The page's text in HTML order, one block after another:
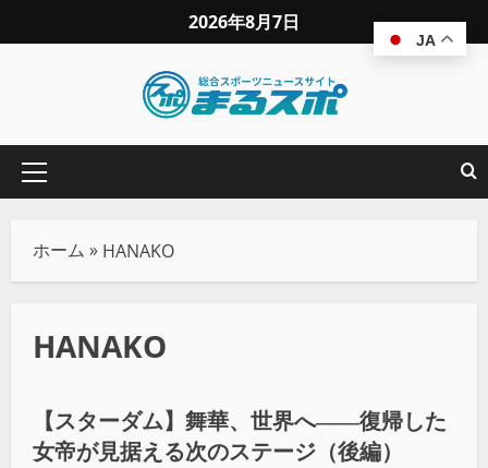
2026年8月7日
ホーム » HANAKO
HANAKO
プロレス
【スターダム】舞華、世界へ――復帰した
女帝が見据える次のステージ（後編）
JA